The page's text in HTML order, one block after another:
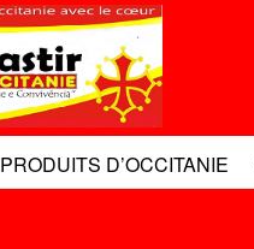
PRODUITS D’OCCITANIE